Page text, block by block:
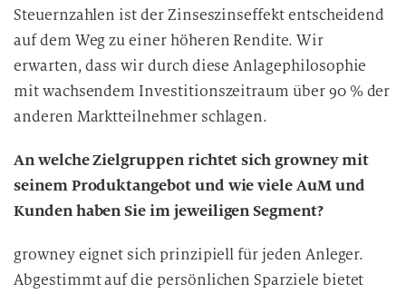
Steuernzahlen ist der Zinseszinseffekt entscheidend
auf dem Weg zu einer höheren Rendite. Wir
erwarten, dass wir durch diese Anlagephilosophie
mit wachsendem Investitionszeitraum über 90 % der
anderen Marktteilnehmer schlagen.
An welche Zielgruppen richtet sich growney mit
seinem Produktangebot und wie viele AuM und
Kunden haben Sie im jeweiligen Segment?
growney eignet sich prinzipiell für jeden Anleger.
Abgestimmt auf die persönlichen Sparziele bietet